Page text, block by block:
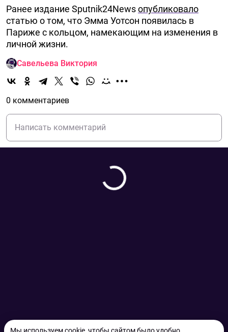
Ранее издание Sputnik24Newsопубликовало
статью о том, что Эмма Уотсон появилась в
Париже с кольцом, намекающим на изменения в
личной жизни.
Савельева Виктория
0 комментариев